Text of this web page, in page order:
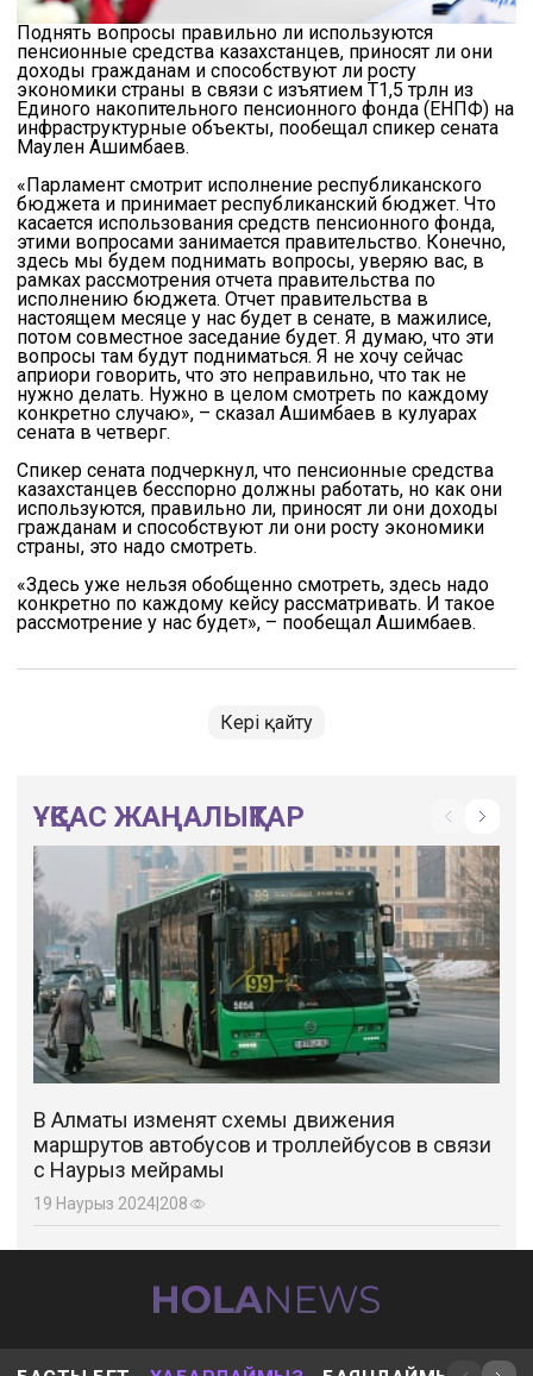
Поднять вопросы правильно ли используются
пенсионные средства казахстанцев, приносят ли они
доходы гражданам и способствуют ли росту
экономики страны в связи с изъятием Т1,5 трлн из
Единого накопительного пенсионного фонда (ЕНПФ) на
инфраструктурные объекты, пообещал спикер сената
Маулен Ашимбаев.
«Парламент смотрит исполнение республиканского
бюджета и принимает республиканский бюджет. Что
касается использования средств пенсионного фонда,
этими вопросами занимается правительство. Конечно,
здесь мы будем поднимать вопросы, уверяю вас, в
рамках рассмотрения отчета правительства по
исполнению бюджета. Отчет правительства в
настоящем месяце у нас будет в сенате, в мажилисе,
потом совместное заседание будет. Я думаю, что эти
вопросы там будут подниматься. Я не хочу сейчас
априори говорить, что это неправильно, что так не
нужно делать. Нужно в целом смотреть по каждому
конкретно случаю», – сказал Ашимбаев в кулуарах
сената в четверг.
Спикер сената подчеркнул, что пенсионные средства
казахстанцев бесспорно должны работать, но как они
используются, правильно ли, приносят ли они доходы
гражданам и способствуют ли они росту экономики
страны, это надо смотреть.
«Здесь уже нельзя обобщенно смотреть, здесь надо
конкретно по каждому кейсу рассматривать. И такое
рассмотрение у нас будет», – пообещал Ашимбаев.
Кері қайту
ҰҚСАС ЖАҢАЛЫҚТАР
В Алматы изменят схемы движения
маршрутов автобусов и троллейбусов в связи
с Наурыз мейрамы
19 Наурыз 2024 208